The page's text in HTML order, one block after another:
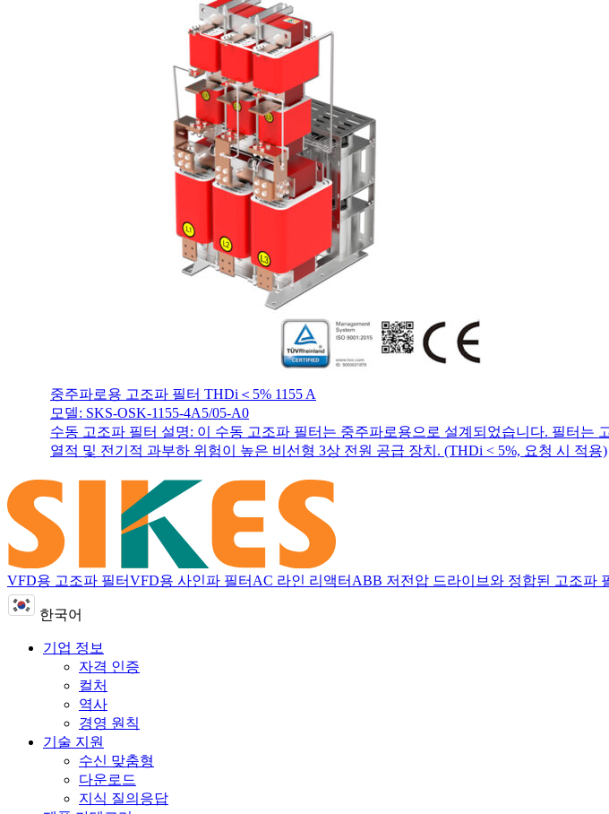
중주파로용 고조파 필터 THDi＜5% 1155 A
모델: SKS-OSK-1155-4A5/05-A0
수동 고조파 필터 설명: 이 수동 고조파 필터는 중주파로용으로 설계되었습니다. 필터
열적 및 전기적 과부하 위험이 높은 비선형 3상 전원 공급 장치. (THDi < 5%, 요청 시 적용)
VFD용 고조파 필터VFD용 사인파 필터 AC 라인 리액터 ABB 저전압 드라이브와 정합된 고조파
한국어
기업 정보
자격 인증
컬처
역사
경영 원칙
기술 지원
수신 맞춤형
다운로드
지식 질의응답